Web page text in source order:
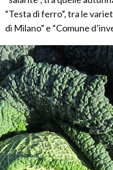
“Testa di ferro”, tra le
di Milano” e “Comune